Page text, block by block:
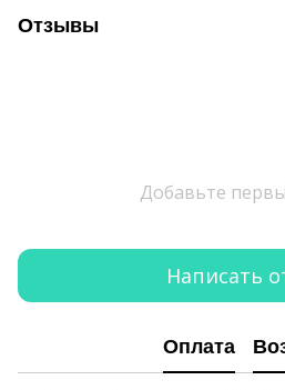
Отзывы
Добавьте
Написать
Оплата